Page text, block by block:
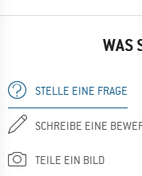
WAS
STELLE EINE FRAGE
SCHREIBE EINE
TEILE EIN BILD